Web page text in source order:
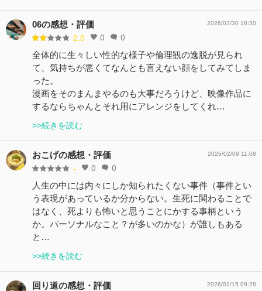
06の感想・評価
2.0 0 0
2026/03/30 18:30
全体的に生々しい性的な様子や倫理観の逸脱が見られ
て、気持ちが悪くてなんとも言えない顔をしてみてしま
った。
漫画をそのまんまやるのも大事だろうけど、映像作品に
するならちゃんとそれ用にアレンジをしてくれ…
>>続きを読む
おこげの感想・評価
- 0 0
2026/02/09 11:08
人生の中には内々にしか知られたくない事件（事件とい
う表現があっているか分からない。生死に関わることで
はなく、死よりも怖いと思うことにかする事柄という
か。パーソナルなこと？が多いのかな）が誰しもある
と…
>>続きを読む
回り道の感想・評価 2026/01/15 09:28